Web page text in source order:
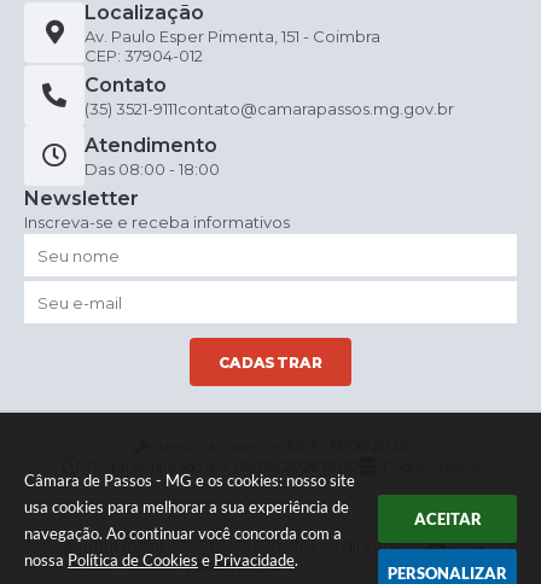
Câmara de Passos - MG e os cookies: nosso site
usa cookies para melhorar a sua experiência de
navegação. Ao continuar você concorda com a
nossa Política de Cookies e Privacidade.
ACEITAR
PERSONALIZAR
Localização
Av. Paulo Esper Pimenta, 151 - Coimbra
CEP: 37904-012
Contato
(35) 3521-9111contato@camarapassos.mg.gov.br
Atendimento
Das 08:00 - 18:00
Newsletter
Inscreva-se e receba informativos
CADASTRAR
© Copyright Instar - 2006-2026. Todos os direitos
reservados -Instar Tecnologia